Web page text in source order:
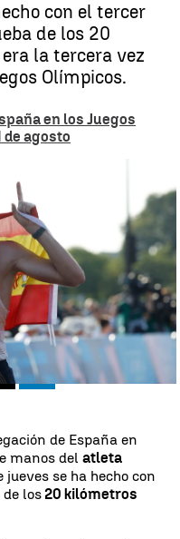
con el tercer
de los 20
la tercera vez
Olímpicos.
en los Juegos
de agosto
consigue el bronce en
Linkedin
de España en
manos del atleta
jueves se ha hecho con
los20 kilómetros